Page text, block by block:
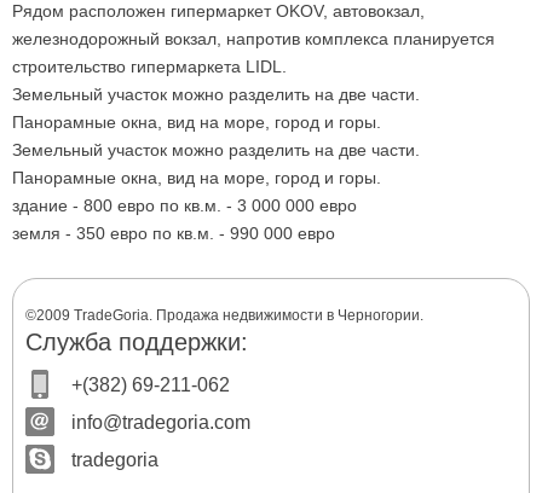
Рядом расположен гипермаркет OKOV, автовокзал,
железнодорожный вокзал, напротив комплекса планируется
строительство гипермаркета LIDL.
Земельный участок можно разделить на две части.
Панорамные окна, вид на море, город и горы.
Земельный участок можно разделить на две части.
Панорамные окна, вид на море, город и горы.
здание - 800 евро по кв.м. - 3 000 000 евро
земля - 350 евро по кв.м. - 990 000 евро
©2009 TradeGoria. Продажа недвижимости в Черногории.
Служба поддержки:
+(382) 69-211-062
info@tradegoria.com
tradegoria